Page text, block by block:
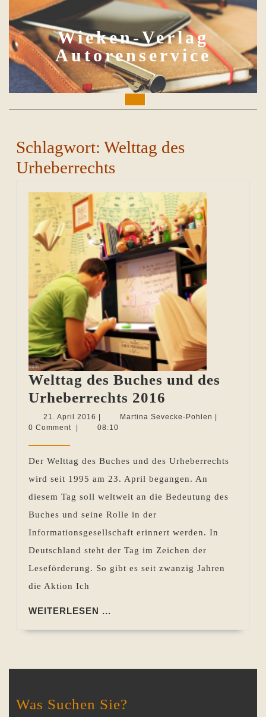
to
content
Wieken-Verlag
Autorenservice
Button
Schlagwort: Welttag des
Urheberrechts
Welttag des Buches und des
Urheberrechts 2016
des
des
Urheberrechts
2016
21. April 2016 21.
April
Martina Sevecke-Pohlen Martina
0 Comment
08:10
Der Welttag des Buches und des Urheberrechts
wird seit 1995 am 23. April begangen. An
diesem Tag soll weltweit an die Bedeutung des
Buches und seine Rolle in der
Informationsgesellschaft erinnert werden. In
Deutschland steht der Tag im Zeichen der
Leseförderung. So gibt es seit zwanzig Jahren
die Aktion Ich
WEITERLESEN ...
Was Suchen Sie?